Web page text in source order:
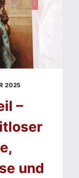
2025
–
und